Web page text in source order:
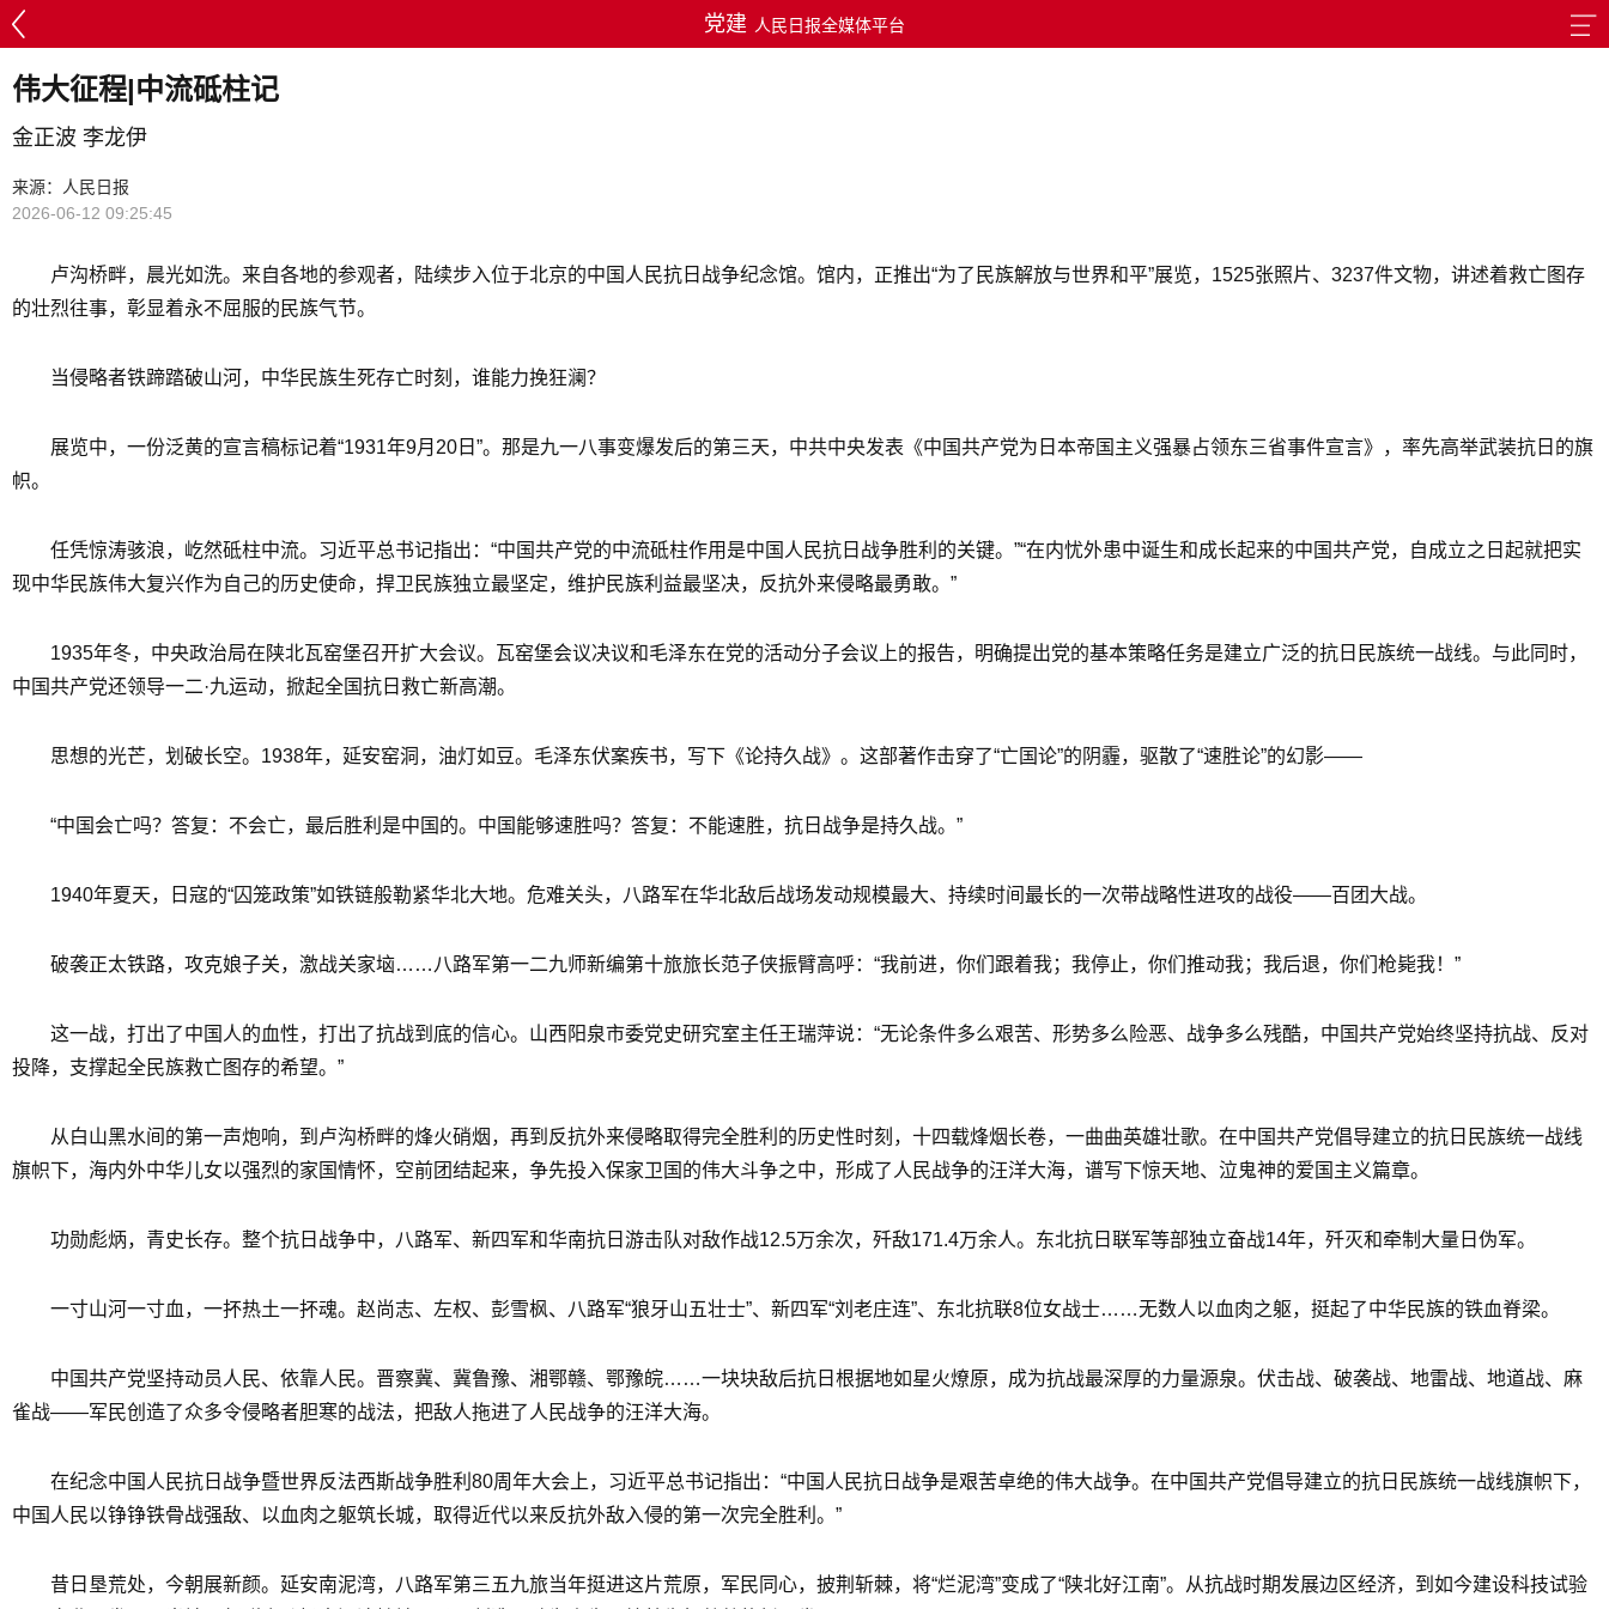
党建 人民日报全媒体平台
伟大征程|中流砥柱记
金正波 李龙伊
来源：人民日报
2026-06-12 09:25:45
卢沟桥畔，晨光如洗。来自各地的参观者，陆续步入位于北京的中国人民抗日战争纪念馆。馆内，正推出“为了民族解放与世界和平”展览，1525张照片、3237件文物，讲述着救亡图存
的壮烈往事，彰显着永不屈服的民族气节。
当侵略者铁蹄踏破山河，中华民族生死存亡时刻，谁能力挽狂澜？
展览中，一份泛黄的宣言稿标记着“1931年9月20日”。那是九一八事变爆发后的第三天，中共中央发表《中国共产党为日本帝国主义强暴占领东三省事件宣言》，率先高举武装抗日的旗
帜。
任凭惊涛骇浪，屹然砥柱中流。习近平总书记指出：“中国共产党的中流砥柱作用是中国人民抗日战争胜利的关键。”“在内忧外患中诞生和成长起来的中国共产党，自成立之日起就把实
现中华民族伟大复兴作为自己的历史使命，捍卫民族独立最坚定，维护民族利益最坚决，反抗外来侵略最勇敢。”
1935年冬，中央政治局在陕北瓦窑堡召开扩大会议。瓦窑堡会议决议和毛泽东在党的活动分子会议上的报告，明确提出党的基本策略任务是建立广泛的抗日民族统一战线。与此同时，
中国共产党还领导一二·九运动，掀起全国抗日救亡新高潮。
思想的光芒，划破长空。1938年，延安窑洞，油灯如豆。毛泽东伏案疾书，写下《论持久战》。这部著作击穿了“亡国论”的阴霾，驱散了“速胜论”的幻影——
“中国会亡吗？答复：不会亡，最后胜利是中国的。中国能够速胜吗？答复：不能速胜，抗日战争是持久战。”
1940年夏天，日寇的“囚笼政策”如铁链般勒紧华北大地。危难关头，八路军在华北敌后战场发动规模最大、持续时间最长的一次带战略性进攻的战役——百团大战。
破袭正太铁路，攻克娘子关，激战关家垴……八路军第一二九师新编第十旅旅长范子侠振臂高呼：“我前进，你们跟着我；我停止，你们推动我；我后退，你们枪毙我！”
这一战，打出了中国人的血性，打出了抗战到底的信心。山西阳泉市委党史研究室主任王瑞萍说：“无论条件多么艰苦、形势多么险恶、战争多么残酷，中国共产党始终坚持抗战、反对
投降，支撑起全民族救亡图存的希望。”
从白山黑水间的第一声炮响，到卢沟桥畔的烽火硝烟，再到反抗外来侵略取得完全胜利的历史性时刻，十四载烽烟长卷，一曲曲英雄壮歌。在中国共产党倡导建立的抗日民族统一战线
旗帜下，海内外中华儿女以强烈的家国情怀，空前团结起来，争先投入保家卫国的伟大斗争之中，形成了人民战争的汪洋大海，谱写下惊天地、泣鬼神的爱国主义篇章。
功勋彪炳，青史长存。整个抗日战争中，八路军、新四军和华南抗日游击队对敌作战12.5万余次，歼敌171.4万余人。东北抗日联军等部独立奋战14年，歼灭和牵制大量日伪军。
一寸山河一寸血，一抔热土一抔魂。赵尚志、左权、彭雪枫、八路军“狼牙山五壮士”、新四军“刘老庄连”、东北抗联8位女战士……无数人以血肉之躯，挺起了中华民族的铁血脊梁。
中国共产党坚持动员人民、依靠人民。晋察冀、冀鲁豫、湘鄂赣、鄂豫皖……一块块敌后抗日根据地如星火燎原，成为抗战最深厚的力量源泉。伏击战、破袭战、地雷战、地道战、麻
雀战——军民创造了众多令侵略者胆寒的战法，把敌人拖进了人民战争的汪洋大海。
在纪念中国人民抗日战争暨世界反法西斯战争胜利80周年大会上，习近平总书记指出：“中国人民抗日战争是艰苦卓绝的伟大战争。在中国共产党倡导建立的抗日民族统一战线旗帜下，
中国人民以铮铮铁骨战强敌、以血肉之躯筑长城，取得近代以来反抗外敌入侵的第一次完全胜利。”
昔日垦荒处，今朝展新颜。延安南泥湾，八路军第三五九旅当年挺进这片荒原，军民同心，披荆斩棘，将“烂泥湾”变成了“陕北好江南”。从抗战时期发展边区经济，到如今建设科技试验